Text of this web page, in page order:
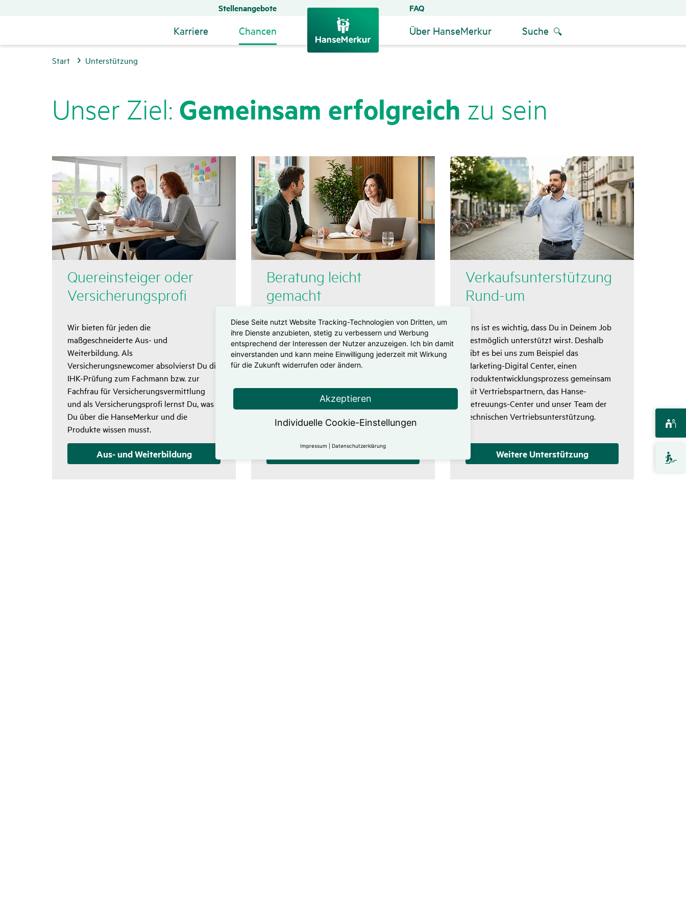
Stellenangebote FAQ
Karriere Chancen Über HanseMerkur Suche
Start Unterstützung
Unser Ziel: Gemeinsam erfolg­reich zu sein
Quer­ein­steiger oder
Versi­che­rungs­profi
Wir bieten für jeden die
maßgeschneiderte Aus- und
Weiterbildung. Als
Versicherungsnewcomer absolvierst Du die
IHK-Prüfung zum Fachmann bzw. zur
Fachfrau für Versicherungsvermittlung
und als Versicherungsprofi lernst Du, was
Du über die HanseMerkur und die
Produkte wissen musst.
Aus- und Weiterbildung
Bera­tung leicht
gemacht
Der Beratungsnavigator unterstützt eine
ganzheitliche und strukturierte Beratung
und gibt Deinem Kunden so immer das
Gefühl, die richtige Entscheidung zu
unkomplizierten Software, die bis zur
Unterschrift komplett online ist und die Dir
hilft, alle gesetzlichen Anforderungen zu
erfüllen.
Verkaufs­un­ter­stüt­zung
Rund-um
Uns ist es wichtig, dass Du in Deinem Job
bestmöglich unterstützt wirst. Deshalb
gibt es bei uns zum Beispiel das
Marketing-Digital Center, einen
Produktentwicklungsprozess gemeinsam
mit Vertriebspartnern, das Hanse-
Betreuungs-Center und unser Team der
technischen Vertriebsunterstützung.
Weitere Unterstützung
Diese Seite nutzt Website Tracking-Technologien von Dritten, um
ihre Dienste anzubieten, stetig zu verbessern und Werbung
entsprechend der Interessen der Nutzer anzuzeigen. Ich bin damit
einverstanden und kann meine Einwilligung jederzeit mit Wirkung
für die Zukunft widerrufen oder ändern.
Akzeptieren
Individuelle Cookie-Einstellungen
Impressum Datenschutzerklärung